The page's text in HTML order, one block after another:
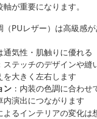
が重要になります。
（PUレザー）は高級感
気性・肌触りに優れる
ステッチのデザインや縫
を大きく左右します
ン ：内装の色調に合わせ
内演出につながります
よるインテリアの変化は